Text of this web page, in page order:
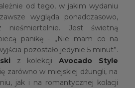
od tego, w jakim wydaniu
wygląda ponadczasowo,
nieśmiertelnie. Jest świetną
panikę - „Nie mam co na
pozostało jedynie 5 minut”.
z kolekcjiAvocado Style
zarówno w miejskiej dżungli, na
jak i na romantycznej kolacji